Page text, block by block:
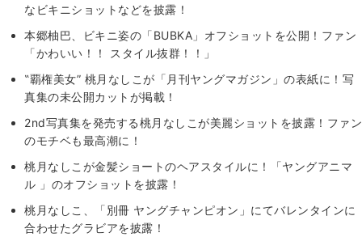
なビキニショットなどを披露！
本郷柚巴、ビキニ姿の「BUBKA」オフショットを公開！ファン
「かわいい！！ スタイル抜群！！」
‟覇権美女” 桃月なしこが「月刊ヤングマガジン」の表紙に！写
真集の未公開カットが掲載！
2nd写真集を発売する桃月なしこが美麗ショットを披露！ファン
のモチベも最高潮に！
桃月なしこが金髪ショートのヘアスタイルに！「ヤングアニマ
ル 」のオフショットを披露！
桃月なしこ、「別冊 ヤングチャンピオン」にてバレンタインに
合わせたグラビアを披露！